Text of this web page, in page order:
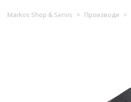
Markos Shop & Servis > Производи >